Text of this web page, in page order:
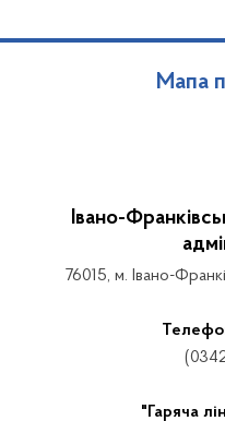
Мапа
Івано-
76015, м. Івано-
"Гаряча